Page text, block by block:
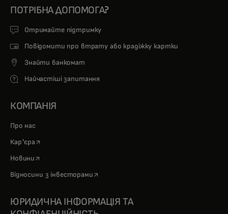
ПОТРІБНА ДОПОМОГА?
Отримайте підтримку
Повідомити про втрату або крадіжку картки
Знайти банкомат
Найчастіші запитання
КОМПАНІЯ
Про нас
Кар'єра opens in a new tab
Новини opens in a new tab
Відносини з інвесторамиopens in a new tab
ЮРИДИЧНА ІНФОРМАЦІЯ ТА